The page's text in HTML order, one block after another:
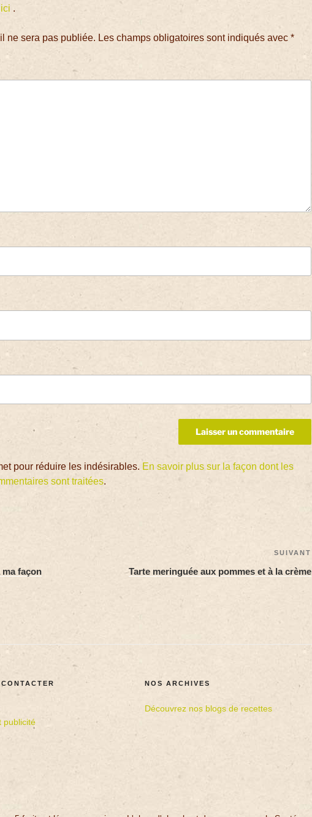
ici .
ne sera pas publiée. Les champs obligatoires sont indiqués avec*
pour réduire les indésirables. En savoir plus sur la façon dont les
sont traitées.
ma façon
SUIVANT
Tarte meringuée aux pommes et à la crème
publicité
NOS ARCHIVES
Découvrez nos blogs de recettes